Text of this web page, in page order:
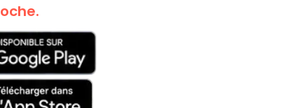
maintenant!